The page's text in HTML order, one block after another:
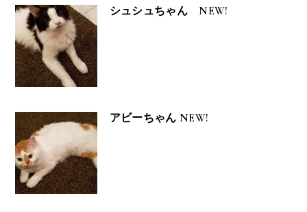
シュシュちゃん NEW!
アビーちゃん NEW!